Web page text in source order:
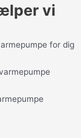
vi
for dig